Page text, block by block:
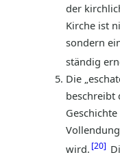
der
Kirche ist
sondern
ständig
Die
beschreibt
wird. 20